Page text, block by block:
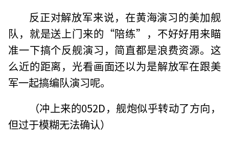
反正对解放军来说，在黄海演习的美加舰
队，就是送上门来的“陪练”，不好好用来瞄
准一下搞个反舰演习，简直都是浪费资源。这
么近的距离，光看画面还以为是解放军在跟美
军一起搞编队演习呢。
（冲上来的052D，舰炮似乎转动了方向，
但过于模糊无法确认）